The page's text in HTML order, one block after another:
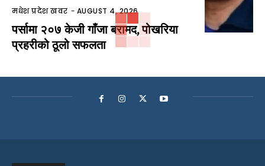
मधेश प्रदेश खवर - AUGUST 4, 2026
पर्सामा २०७ केजी गाँजा बरामद, पोखरिया
प्रहरीको ठूलो सफलता